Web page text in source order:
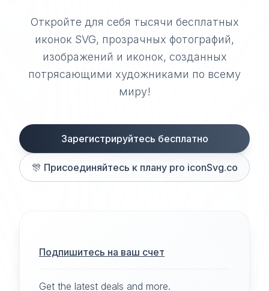
Откройте для себя тысячи бесплатных
иконок SVG, прозрачных фотографий,
изображений и иконок, созданных
потрясающими художниками по всему
миру!
Зарегистрируйтесь бесплатно
🎊 Присоединяйтесь к плану pro iconSvg.co
Подпишитесь на ваш счет
Get the latest deals and more.